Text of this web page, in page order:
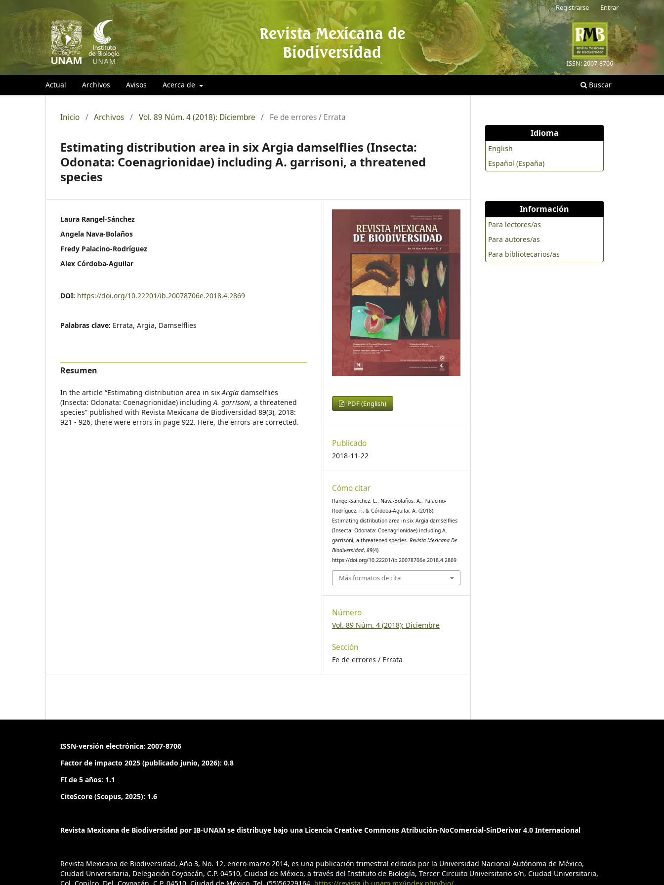
Revista Mexicana de
Biodiversidad
ISSN: 2007-8706
Actual Archivos Avisos Acerca de Buscar
Registrarse Entrar
Inicio / Archivos / Vol. 89 Núm. 4 (2018): Diciembre / Fe de errores / Errata
Estimating distribution area in six Argia damselflies (Insecta:
Odonata: Coenagrionidae) including A. garrisoni, a threatened
species
Laura Rangel-Sánchez
Angela Nava-Bolaños
Fredy Palacino-Rodríguez
Alex Córdoba-Aguilar
DOI: https://doi.org/10.22201/ib.20078706e.2018.4.2869
Palabras clave: Errata, Argia, Damselflies
Resumen
In the article “Estimating distribution area in sixArgia damselflies
(Insecta: Odonata: Coenagrionidae) includingA. garrisoni, a threatened
species” published with Revista Mexicana de Biodiversidad 89(3), 2018:
921 - 926, there were errors in page 922. Here, the errors are corrected.
PDF (English)
Publicado
2018-11-22
Cómo citar
Rangel-Sánchez, L., Nava-Bolaños, A., Palacino-
Rodríguez, F., & Córdoba-Aguilar, A. (2018).
Estimating distribution area in six Argia damselflies
(Insecta: Odonata: Coenagrionidae) including A.
garrisoni, a threatened species.Revista Mexicana De
Biodiversidad,89(4).
https://doi.org/10.22201/ib.20078706e.2018.4.2869
Más formatos de cita
Número
Vol. 89 Núm. 4 (2018): Diciembre
Sección
Fe de errores / Errata
Idioma
English
Español (España)
Información
Para lectores/as
Para autores/as
Para bibliotecarios/as
ISSN-versión electrónica: 2007-8706
Factor de impacto 2025 (publicado junio, 2026): 0.8
FI de 5 años: 1.1
CiteScore (Scopus, 2025): 1.6
Revista Mexicana de Biodiversidad por IB-UNAM se distribuye bajo una Licencia Creative Commons Atribución-NoComercial-SinDerivar 4.0 Internacional
Revista Mexicana de Biodiversidad, Año 3, No. 12, enero-marzo 2014, es una publicación trimestral editada por la Universidad Nacional Autónoma de México,
Ciudad Universitaria, Delegación Coyoacán, C.P. 04510, Ciudad de México, a través del Instituto de Biología, Tercer Circuito Universitario s/n, Ciudad Universitaria,
Col. Copilco, Del. Coyoacán, C.P. 04510, Ciudad de México, Tel. (55)56229164, https://revista.ib.unam.mx/index.php/bio/